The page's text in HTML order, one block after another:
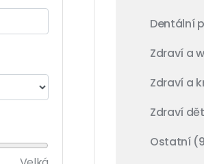
Dentální
Zdraví a
Zdraví a
Zdraví
Ostatní